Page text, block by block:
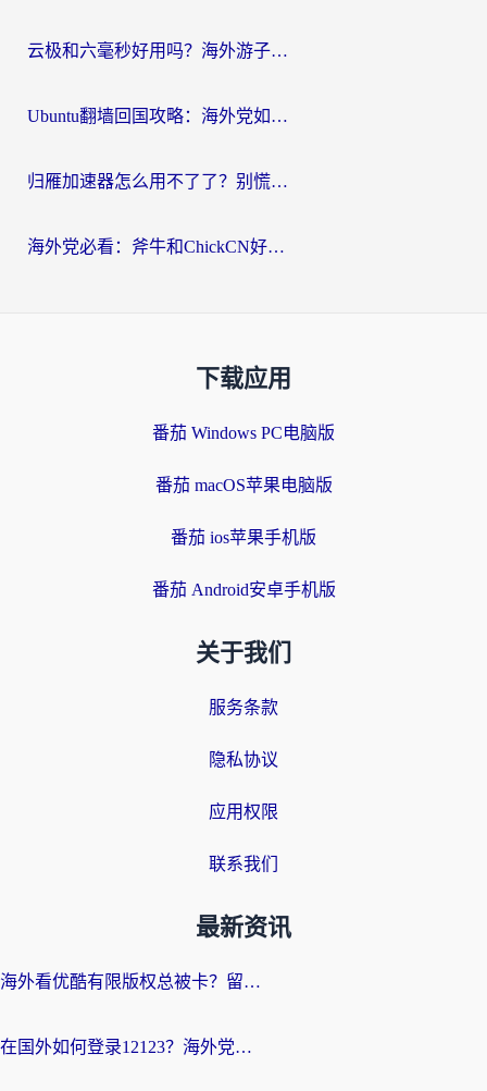
云极和六毫秒好用吗？海外游子解锁国内资源的真实答案
Ubuntu翻墙回国攻略：海外党如何选对加速器，无缝刷国内剧玩游戏？
归雁加速器怎么用不了了？别慌，这篇指南教你如何丝滑“回家”
海外党必看：斧牛和ChickCN好用吗？3款热门加速器实测+番茄加速器深度体验
下载应用
番茄 Windows PC电脑版
番茄 macOS苹果电脑版
番茄 ios苹果手机版
番茄 Android安卓手机版
关于我们
服务条款
隐私协议
应用权限
联系我们
最新资讯
海外看优酷有限版权总被卡？留学生亲测有效的回国加速器选择指南
在国外如何登录12123？海外党必备的回国加速实用指南